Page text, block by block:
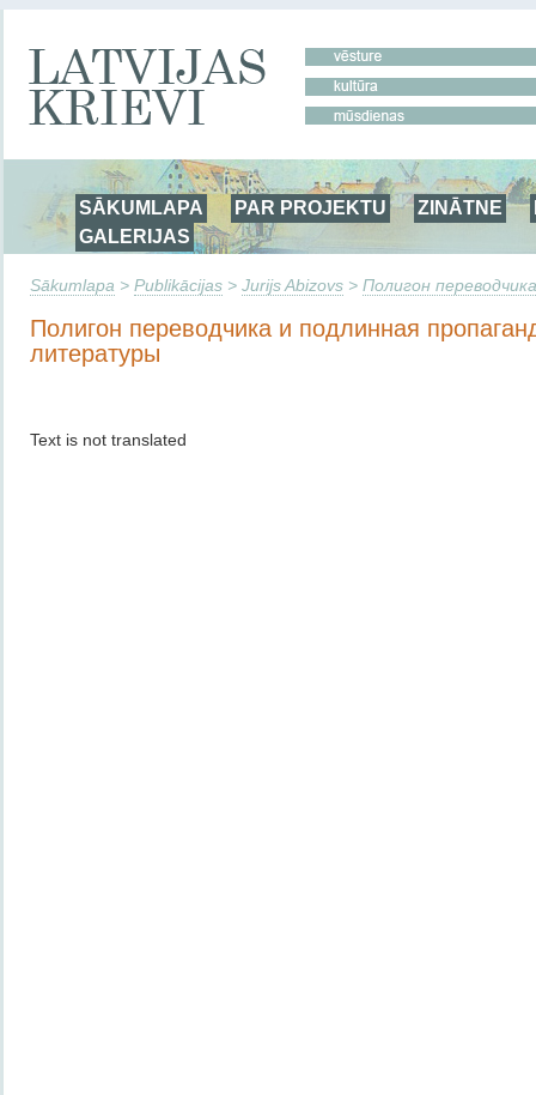
SĀKUMLAPA PAR PROJEKTU ZINĀTNE
GALERIJAS
Sākumlapa > Publikācijas > Jurijs Abizovs > Полигон
Полигон переводчика и подлинная
литературы
Text is not translated